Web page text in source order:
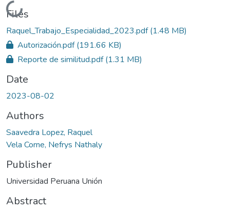
Loading...
Files
Raquel_Trabajo_Especialidad_2023.pdf(1.48 MB)
Autorización.pdf(191.66 KB)
Reporte de similitud.pdf(1.31 MB)
Date
2023-08-02
Authors
Saavedra Lopez, Raquel
Vela Corne, Nefrys Nathaly
Publisher
Universidad Peruana Unión
Abstract